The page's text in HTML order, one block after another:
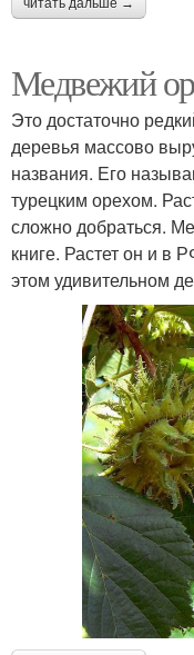
читать дальше →
Медвежий
Это достаточно
деревья массово
названия. Его
турецким орехом.
сложно добраться.
книге. Растет он и
этом удивительном